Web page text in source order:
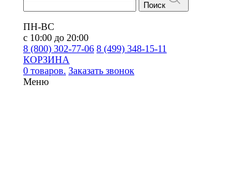
Поиск
ПН-ВС
с 10:00 до 20:00
8 (800) 302-77-06 8 (499) 348-15-11
КОРЗИНА
0 товаров. Заказать звонок
Меню